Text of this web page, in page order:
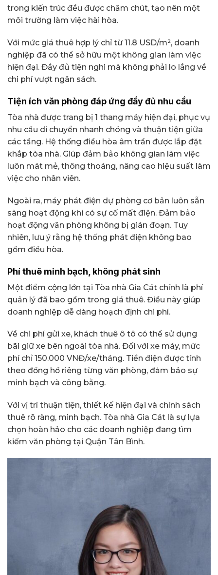
trong kiến trúc đều được chăm chút, tạo nên một
môi trường làm việc hài hòa.
Với mức giá thuê hợp lý chỉ từ 11.8 USD/m², doanh
nghiệp đã có thể sở hữu một không gian làm việc
hiện đại. Đầy đủ tiện nghi mà không phải lo lắng về
chi phí vượt ngân sách.
Tiện ích văn phòng đáp ứng đầy đủ nhu cầu
Tòa nhà được trang bị 1 thang máy hiện đại, phục vụ
nhu cầu di chuyển nhanh chóng và thuận tiện giữa
các tầng. Hệ thống điều hòa âm trần được lắp đặt
khắp tòa nhà. Giúp đảm bảo không gian làm việc
luôn mát mẻ, thông thoáng, nâng cao hiệu suất làm
việc cho nhân viên.
Ngoài ra, máy phát điện dự phòng cơ bản luôn sẵn
sàng hoạt động khi có sự cố mất điện. Đảm bảo
hoạt động văn phòng không bị gián đoạn. Tuy
nhiên, lưu ý rằng hệ thống phát điện không bao
gồm điều hòa.
Phí thuê minh bạch, không phát sinh
Một điểm cộng lớn tại Tòa nhà Gia Cát chính là phí
quản lý đã bao gồm trong giá thuê. Điều này giúp
doanh nghiệp dễ dàng hoạch định chi phí.
Về chi phí gửi xe, khách thuê ô tô có thể sử dụng
bãi giữ xe bên ngoài tòa nhà. Đối với xe máy, mức
phí chỉ 150.000 VNĐ/xe/tháng. Tiền điện được tính
theo đồng hồ riêng từng văn phòng, đảm bảo sự
minh bạch và công bằng.
Với vị trí thuận tiện, thiết kế hiện đại và chính sách
thuê rõ ràng, minh bạch. Tòa nhà Gia Cát là sự lựa
chọn hoàn hảo cho các doanh nghiệp đang tìm
kiếm văn phòng tại Quận Tân Bình.